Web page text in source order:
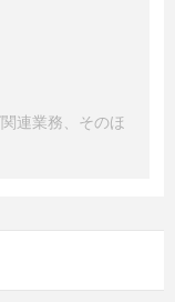
連業務、そのほ